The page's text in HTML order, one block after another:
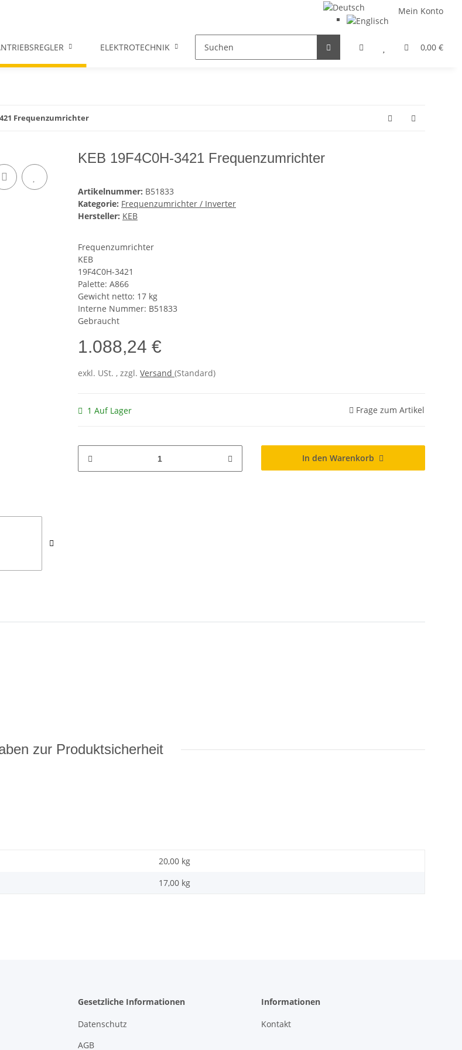
Mein Konto
0,00 €
ELEKTROTECHNIK FILTER / DROSSEL GETRIEBEMOTOREN HYDRAULIK
Frequenzumrichter
KEB 19F4C0H-3421 Frequenzumrichter
Artikelnummer: B51833
Kategorie: Frequenzumrichter / Inverter
Hersteller: KEB
Frequenzumrichter
KEB
19F4C0H-3421
Palette: A866
Gewicht netto: 17 kg
Interne Nummer: B51833
Gebraucht
1.088,24 €
exkl. USt. , zzgl. Versand (Standard)
1 Auf Lager Frage zum Artikel
In den Warenkorb
zur Produktsicherheit
20,00 kg
17,00 kg
Gesetzliche Informationen
Datenschutz
AGB
Informationen
Kontakt